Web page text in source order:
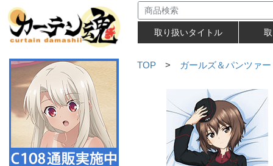
取り扱いタイトル
TOP > ガールズ＆パンツァ